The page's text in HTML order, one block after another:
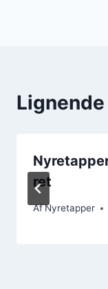
ret
AfNyretapper